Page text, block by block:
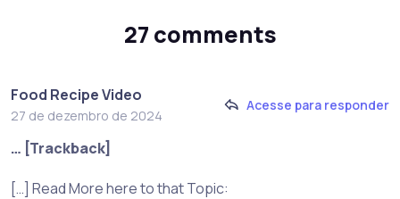
27 comments
Food Recipe Video
27 de dezembro de 2024
Acesse para responder
… [Trackback]
[…] Read More here to that Topic: